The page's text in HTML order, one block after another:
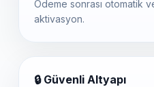
Ödeme sonrası otomatik
aktivasyon.
🔒 Güvenli Altyapı